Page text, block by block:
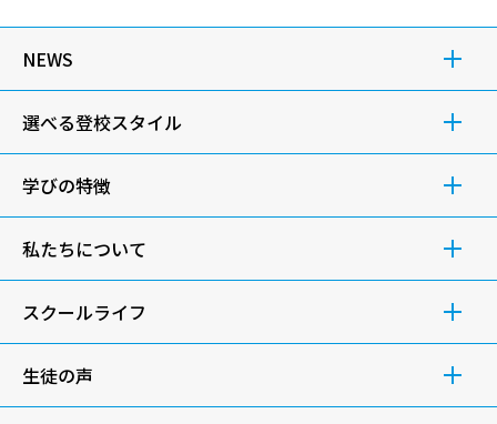
NEWS
選べる登校スタイル
学びの特徴
私たちについて
スクールライフ
生徒の声